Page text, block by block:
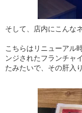
そして、店内にこんな
こちらはリニューアル
ンジされたフランチャ
たみたいで、その肝入